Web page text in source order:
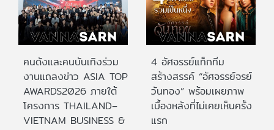
คนดังและคนบันเทิงร่วม
งานแถลงข่าว ASIA TOP
AWARDS2026 ภายใต้
โครงการ THAILAND–
VIETNAM BUSINESS &
4 อัศจรรย์แท็กทีม
สร้างสรรค์ “อัศจรรย์จรย์
วันทอง” พร้อมเผยภาพ
เบื้องหลังที่ไม่เคยเห็นครั้ง
แรก